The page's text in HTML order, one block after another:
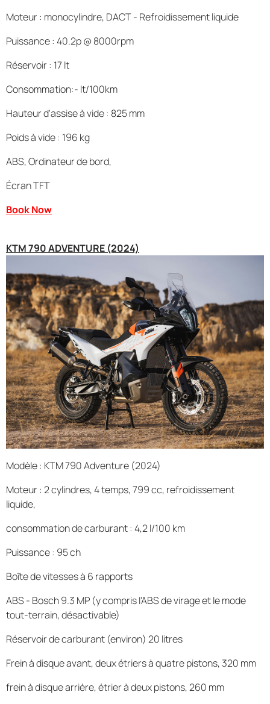
Moteur : monocylindre, DACT - Refroidissement liquide
Puissance : 40.2p @ 8000rpm
Réservoir : 17 lt
Consommation:- lt/100km
Hauteur d'assise à vide : 825 mm
Poids à vide : 196 kg
ABS, Ordinateur de bord,
Écran TFT
Book Now
KTM 790 ADVENTURE (2024)
Modèle : KTM 790 Adventure (2024)
Moteur : 2 cylindres, 4 temps, 799 cc, refroidissement
liquide,
consommation de carburant : 4,2 l/100 km
Puissance : 95 ch
Boîte de vitesses à 6 rapports
ABS - Bosch 9.3 MP (y compris l'ABS de virage et le mode
tout-terrain, désactivable)
Réservoir de carburant (environ) 20 litres
Frein à disque avant, deux étriers à quatre pistons, 320 mm
frein à disque arrière, étrier à deux pistons, 260 mm